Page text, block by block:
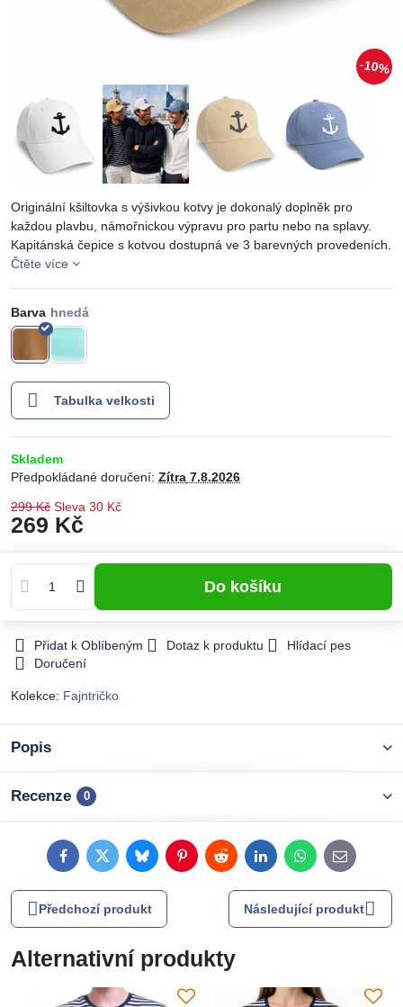
10%
Originální kšiltovka s výšivkou kotvy je dokonalý doplněk pro
každou plavbu, námořnickou výpravu pro partu nebo na splavy.
Kapitánská čepice s kotvou dostupná ve 3 barevných provedeních.
Čtěte více
Barva
Tabulka velkosti
Skladem
Předpokládané doručení: Zítra 7.8.2026
299 Kč Sleva 30 Kč
269 Kč
Do košíku
Přidat k Oblíbeným Dotaz k produktu
Hlídací pes
Doručení
Kolekce: Fajntričko
Popis
Recenze 0
FacebookTwitterBlueskyPinterestRedditLinkedInWhatsApp
E-
mail
Předchozí produkt Následující produkt
Alternativní produkty